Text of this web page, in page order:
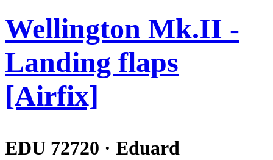
Wellington Mk.II -
Landing flaps
[Airfix]
EDU 72720 · Eduard